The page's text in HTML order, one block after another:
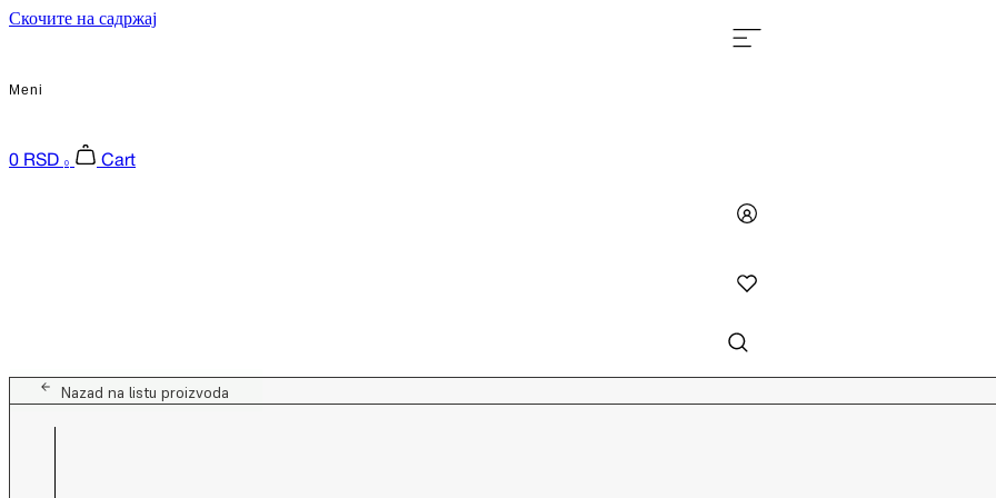
Скочите на садржај
Meni
0 RSD 0 Cart
Nazad na listu proizvoda